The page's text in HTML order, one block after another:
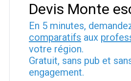
Devis Monte
En 5 minutes,
comparatifs aux
votre région.
Gratuit, sans pub et
engagement.